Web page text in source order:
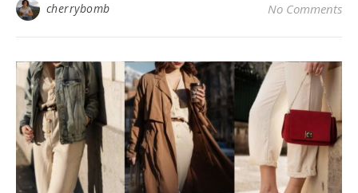
cherrybomb No Comments